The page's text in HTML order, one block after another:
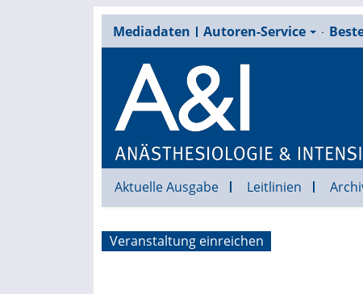
Mediadaten Autoren-Service
Aktuelle Ausgabe Leitlinien
Veranstaltung einreichen